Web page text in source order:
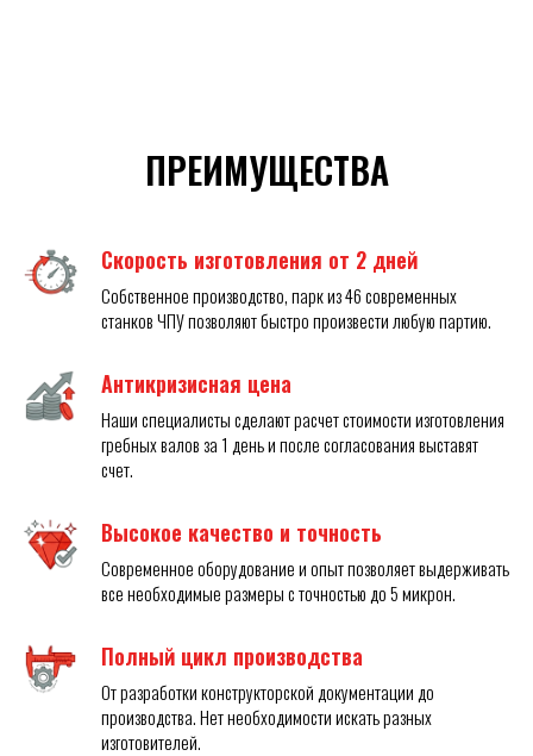
ПРЕИМУЩЕСТВА
Скорость изготовления от 2 дней
Собственное производство, парк из 46 современных
станков ЧПУ позволяют быстро произвести любую партию.
Антикризисная цена
Наши специалисты сделают расчет стоимости изготовления
гребных валов за 1 день и после согласования выставят
счет.
Высокое качество и точность
Современное оборудование и опыт позволяет выдерживать
все необходимые размеры с точностью до 5 микрон.
Полный цикл производства
От разработки конструкторской документации до
производства. Нет необходимости искать разных
изготовителей.